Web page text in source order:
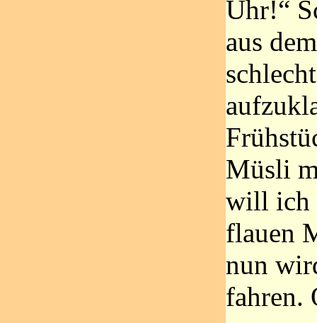
Uhr!“
aus
Müsli
will ich
flauen
nun
fahren.